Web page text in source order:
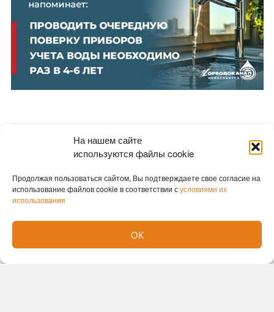
На нашем сайте
используются файлы cookie
Продолжая пользоваться сайтом, Вы подтверждаете свое согласие на
использование файлов cookie в соответствии сусловиями их
использования
ОК
Новости партнеров